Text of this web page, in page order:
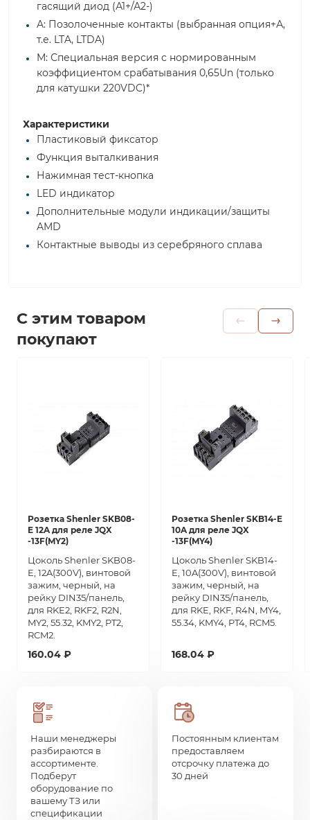
гасящий диод (А1+/А2-)
A: Позолоченные контакты (выбранная опция+А,
т.е. LTA, LTDA)
M: Специальная версия с нормированным
коэффициентом срабатывания 0,65Un (только
для катушки 220VDC)*
Характеристики
Пластиковый фиксатор
Функция выталкивания
Нажимная тест-кнопка
LED индикатор
Дополнительные модули индикации/защиты
AMD
Контактные выводы из серебряного сплава
С этим товаром
покупают
Розетка Shenler SKB08-
E 12A для реле JQX
-13F(MY2)
Цоколь Shenler SKB08-
E, 12A(300V), винтовой
зажим, черный, на
рейку DIN35/панель,
для RKE2, RKF2, R2N,
MY2, 55.32, KMY2, PT2,
RCM2.
160.04 ₽
Розетка Shenler SKB14-E
10A для реле JQX
-13F(MY4)
Цоколь Shenler SKB14-
E, 10A(300V), винтовой
зажим, черный, на
рейку DIN35/панель,
для RKE, RKF, R4N, MY4,
55.34, KMY4, PT4, RCM5.
168.04 ₽
Наши менеджеры
разбираются в
ассортименте.
Подберут
оборудование по
вашему ТЗ или
спецификации
Постоянным клиентам
предоставляем
отсрочку платежа до
30 дней